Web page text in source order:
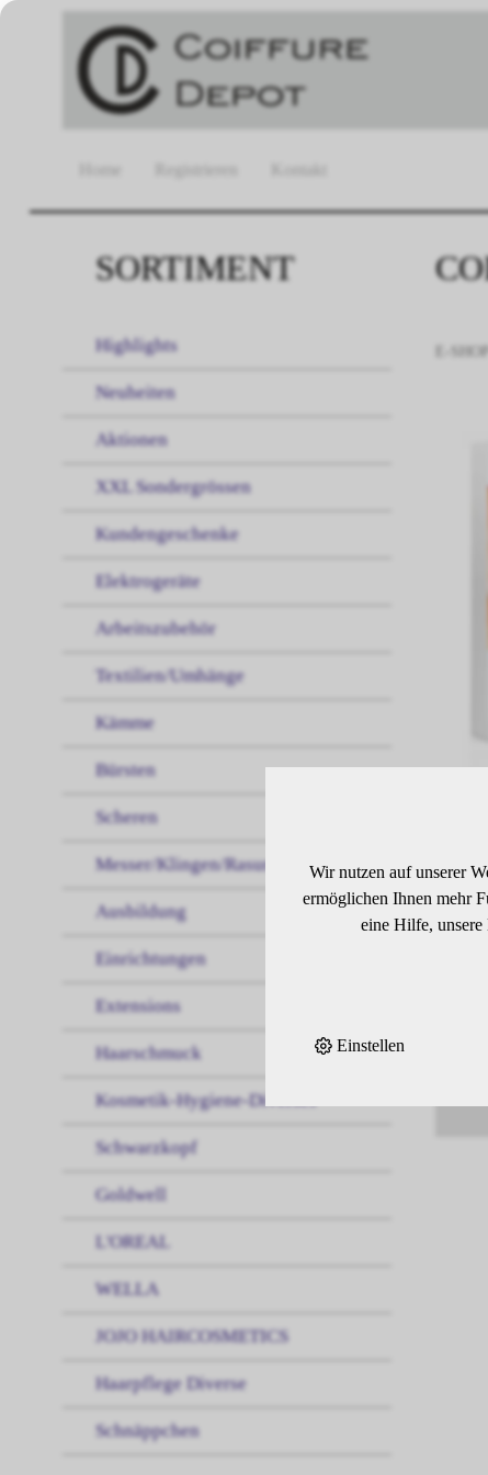
SORTIMENT
Highlights
Neuheiten
Aktionen
XXL Sondergrössen
Kundengeschenke
Elektrogeräte
Arbeitszubehör
Textilien/Umhänge
Kämme
Bürsten
Scheren
Messer/Klingen/Rasur
Ausbildung
Einrichtungen
Extensions
Haarschmuck
Kosmetik-Hygiene-Diverses
Schwarzkopf
Goldwell
L'OREAL
WELLA
JOJO HAIRCOSMETICS
Haarpflege Diverse
Schnäppchen
E-SHOP
Wir nutzen auf unserer
ermöglichen Ihnen mehr
eine Hilfe, unsere
Einstellen